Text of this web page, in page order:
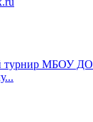
турнир МБОУ